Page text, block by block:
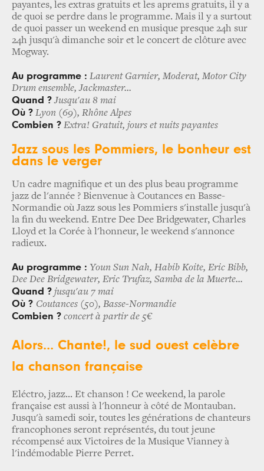
payantes, les extras gratuits et les aprems gratuits, il y a
de quoi se perdre dans le programme. Mais il y a surtout
de quoi passer un weekend en musique presque 24h sur
24h jusqu'à dimanche soir et le concert de clôture avec
Mogway.
Au programme : Laurent Garnier, Moderat, Motor City
Drum ensemble, Jackmaster...
Quand ?Jusqu'au 8 mai
Où ? Lyon (69), Rhône Alpes
Combien ? Extra! Gratuit, jours et nuits payantes
Jazz sous les Pommiers, le bonheur est
dans le verger
Un cadre magnifique et un des plus beau programme
jazz de l'année ? Bienvenue à Coutances en Basse-
Normandie où Jazz sous les Pommiers s'installe jusqu'à
la fin du weekend. Entre Dee Dee Bridgewater, Charles
Lloyd et la Corée à l'honneur, le weekend s'annonce
radieux.
Au programme : Youn Sun Nah, Habib Koite, Eric Bibb,
Dee Dee Bridgewater, Eric Trufaz, Samba de la Muerte...
Quand ? jusqu'au 7 mai
Où ? Coutances (50), Basse-Normandie
Combien ? concert à partir de 5€
A lors... Chante!, le sud ouest celèbre
la chanson française
Eléctro, jazz... Et chanson ! Ce weekend, la parole
française est aussi à l'honneur à côté de Montauban.
Jusqu'à samedi soir, toutes les générations de chanteurs
francophones seront représentés, du tout jeune
récompensé aux Victoires de la Musique Vianney à
l'indémodable Pierre Perret.